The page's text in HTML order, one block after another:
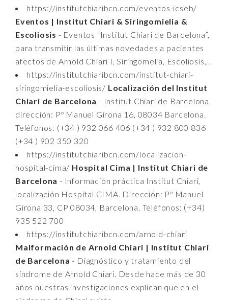
https://institutchiaribcn.com/eventos-icseb/
Eventos | Institut Chiari & Siringomielia &
Escoliosis - Eventos “Institut Chiari de Barcelona”,
para transmitir las últimas novedades a pacientes
afectos de Arnold Chiari I, Siringomelia, Escoliosis,...
https://institutchiaribcn.com/institut-chiari-
siringomielia-escoliosis/ Localización del Institut
Chiari de Barcelona - Institut Chiari de Barcelona,
dirección: Pº Manuel Girona 16, 08034 Barcelona.
Teléfonos: (+34 ) 932 066 406 (+34 ) 932 800 836
(+34 ) 902 350 320
https://institutchiaribcn.com/localizacion-
hospital-cima/ Hospital Cima | Institut Chiari de
Barcelona - Información práctica Institut Chiari,
localización Hospital CIMA. Dirección: Pº Manuel
Girona 33, CP 08034, Barcelona. Teléfonos: (+34)
935 522 700
https://institutchiaribcn.com/arnold-chiari
Malformación de Arnold Chiari | Institut Chiari
de Barcelona - Diagnóstico y tratamiento del
síndrome de Arnold Chiari. Desde hace más de 30
años nuestras investigaciones explican que en el